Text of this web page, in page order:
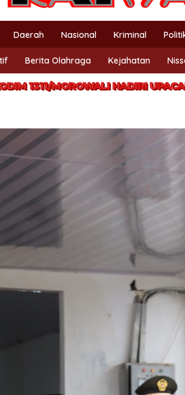
Daerah Nasional Kriminal
Berita Olahraga Kejahatan
1311/MOROWALI HADIRI